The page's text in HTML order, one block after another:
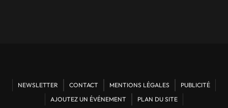
Mang'Azur 2027
les 24 et 25 avril 2027 - à Toulon
NEWSLETTER CONTACT MENTIONS LÉGALES
PUBLICITÉ
AJOUTEZ UN ÉVÉNEMENT
PLAN DU SITE